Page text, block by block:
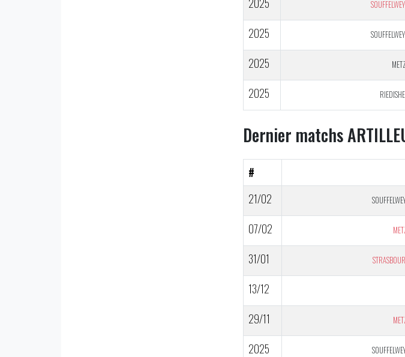
2025
2025
2025
Dernier matchs
#
21/02
07/02
31/01
13/12
29/11
2025